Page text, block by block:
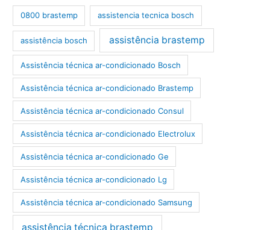
0800 brastemp assistencia tecnica bosch
assistência bosch assistência brastemp
Assistência técnica ar-condicionado Bosch
Assistência técnica ar-condicionado Brastemp
Assistência técnica ar-condicionado Consul
Assistência técnica ar-condicionado Electrolux
Assistência técnica ar-condicionado Ge
Assistência técnica ar-condicionado Lg
Assistência técnica ar-condicionado Samsung
assistência técnica brastemp